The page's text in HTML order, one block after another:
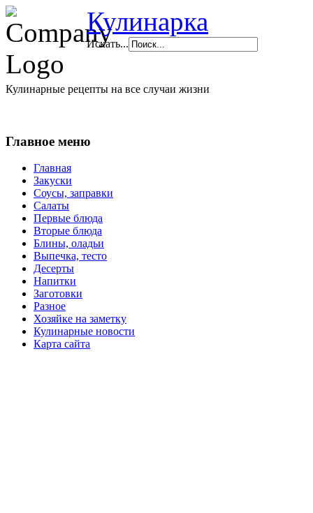
Кулинарка
Искать...
Кулинарные рецепты на все случаи жизни
Главное меню
Главная
Закуски
Соусы, заправки
Салаты
Первые блюда
Вторые блюда
Блины, оладьи
Выпечка, тесто
Десерты
Напитки
Заготовки
Разное
Хозяйке на заметку
Кулинарные новости
Карта сайта